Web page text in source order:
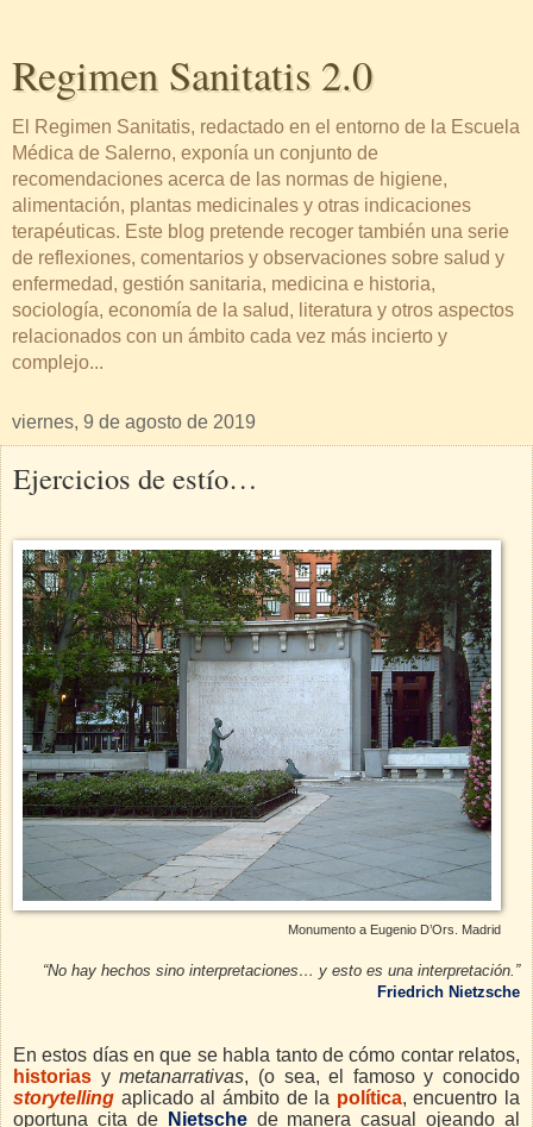
Regimen Sanitatis 2.0
El Regimen Sanitatis, redactado en el entorno de la Escuela
Médica de Salerno, exponía un conjunto de
recomendaciones acerca de las normas de higiene,
alimentación, plantas medicinales y otras indicaciones
terapéuticas. Este blog pretende recoger también una serie
de reflexiones, comentarios y observaciones sobre salud y
enfermedad, gestión sanitaria, medicina e historia,
sociología, economía de la salud, literatura y otros aspectos
relacionados con un ámbito cada vez más incierto y
complejo...
viernes, 9 de agosto de 2019
Ejercicios de estío…
Monumento a Eugenio D’Ors. Madrid
“No hay hechos sino interpretaciones… y esto es una interpretación.”
Friedrich Nietzsche
En estos días en que se habla tanto de cómo contar relatos,
historias ymetanarrativas, (o sea, el famoso y conocido
storytelling aplicado al ámbito de la política,encuentro la
oportuna cita de
Nietschede manera casual ojeando al